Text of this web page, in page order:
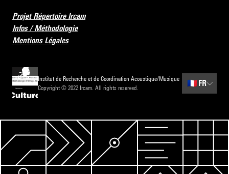
Projet Répertoire Ircam
Infos / Méthodologie
Mentions Légales
Institut de Recherche et de Coordination Acoustique/Musique
Copyright © 2022 Ircam. All rights reserved.
🇫🇷 FR